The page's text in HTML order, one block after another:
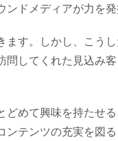
ドメディアが力を発
ます。しかし、こう
してくれた見込み
めて興味を持たせる
テンツの充実を図